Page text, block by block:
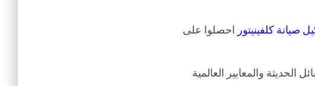
صيانة كلفينيتور احصلوا على
والمعايير العالمية